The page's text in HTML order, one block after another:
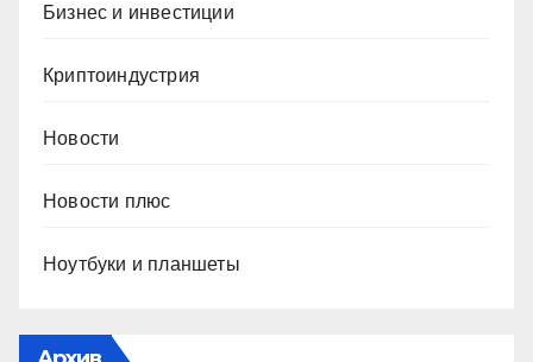
Бизнес и инвестиции
Криптоиндустрия
Новости
Новости плюс
Ноутбуки и планшеты